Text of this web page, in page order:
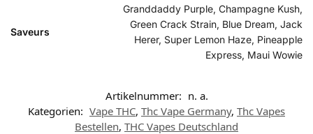
Saveurs
Granddaddy Purple, Champagne Kush,
Green Crack Strain, Blue Dream, Jack
Herer, Super Lemon Haze, Pineapple
Express, Maui Wowie
Artikelnummer: n. a.
Kategorien: Vape THC, Thc Vape Germany, Thc Vapes
Bestellen, THC Vapes Deutschland